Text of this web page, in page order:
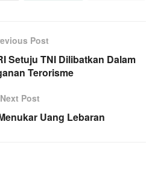
Post
Setuju TNI Dilibatkan Dalam
Terorisme
Next Post
Uang Lebaran